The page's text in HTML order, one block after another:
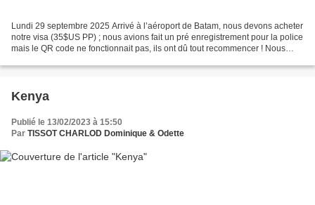
Lundi 29 septembre 2025 Arrivé à l’aéroport de Batam, nous devons acheter
notre visa (35$US PP) ; nous avions fait un pré enregistrement pour la police
mais le QR code ne fonctionnait pas, ils ont dû tout recommencer ! Nous
Kenya
Publié le 13/02/2023 à 15:50
Par TISSOT CHARLOD Dominique & Odette